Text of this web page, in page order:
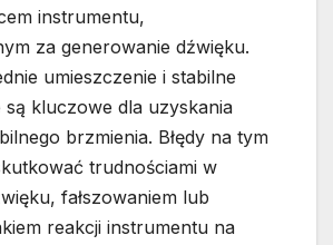
instrumentu,
za generowanie dźwięku.
umieszczenie i stabilne
są kluczowe dla uzyskania
brzmienia. Błędy na tym
trudnościami w
fałszowaniem lub
reakcji instrumentu na